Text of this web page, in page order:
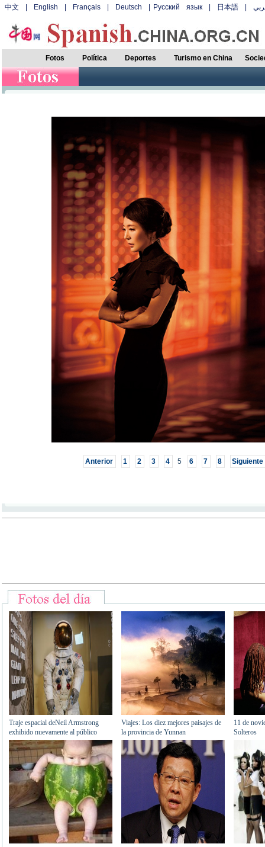
中文 English Français Deutsch Русский язык 日本語
Fotos Política Deportes Turismo en China
Anterior 1 2 3 4 5 6 7 8 Siguiente